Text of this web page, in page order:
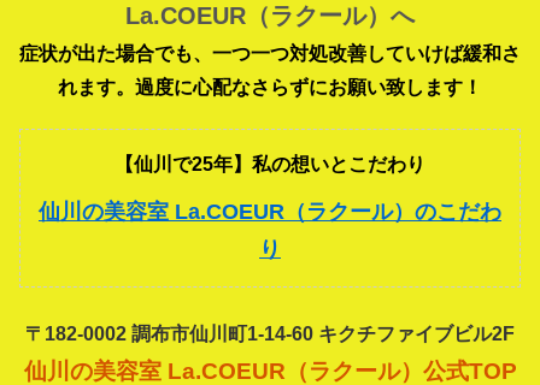
La.COEUR（ラクール）へ
症状が出た場合でも、一つ一つ対処改善していけば緩和さ
れます。過度に心配なさらずにお願い致します！
【仙川で25年】私の想いとこだわり
仙川の美容室 La.COEUR（ラクール）のこだわ
り
〒182-0002 調布市仙川町1-14-60 キクチファイブビル2F
仙川の美容室 La.COEUR（ラクール）公式TOP